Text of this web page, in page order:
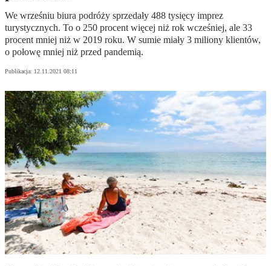
We wrześniu biura podróży sprzedały 488 tysięcy imprez
turystycznych. To o 250 procent więcej niż rok wcześniej, ale 33
procent mniej niż w 2019 roku. W sumie miały 3 miliony klientów,
o połowę mniej niż przed pandemią.
Publikacja: 12.11.2021 08:11